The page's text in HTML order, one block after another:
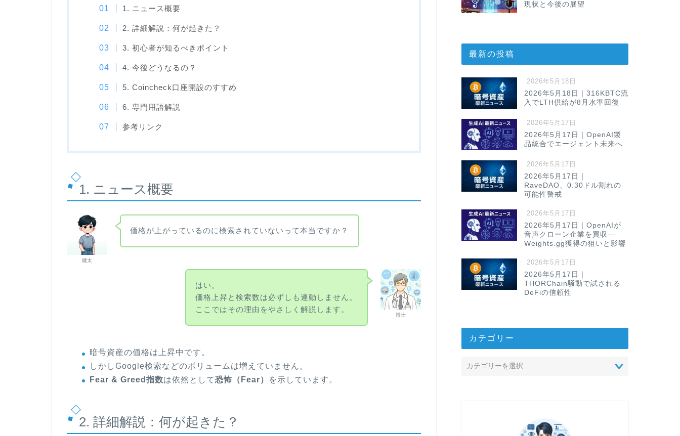
1. ニュース概要
2. 詳細解説：何が起きた？
3. 初心者が知るべきポイント
4. 今後どうなるの？
5. Coincheck口座開設のすすめ
6. 専門用語解説
参考リンク
1. ニュース概要
健太
価格が上がっているのに検索されていないって本当ですか？
博士
はい。
価格上昇と検索数は必ずしも連動しません。
ここではその理由をやさしく解説します。
暗号資産の価格は上昇中です。
しかしGoogle検索などのボリュームは増えていません。
Fear & Greed指数は依然として恐怖（Fear） を示しています。
2. 詳細解説：何が起きた？
現状と今後の展望
最新の投稿
2026年5月18日
2026年5月18日｜316KBTC流
入でLTH供給が8月水準回復
2026年5月17日
2026年5月17日｜OpenAI製
品統合でエージェント未来へ
2026年5月17日
2026年5月17日｜
RaveDAO、0.30ドル割れの
可能性警戒
2026年5月17日
2026年5月17日｜OpenAIが
音声クローン企業を買収—
Weights.gg獲得の狙いと影響
2026年5月17日
2026年5月17日｜
THORChain騒動で試される
DeFiの信頼性
カテゴリー